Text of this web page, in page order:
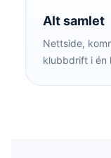
Alt samlet
Nettside,
klubbdrift i én